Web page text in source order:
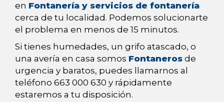
en Fontanería y servicios de fontanería
cerca de tu localidad. Podemos solucionarte
el problema en menos de 15 minutos.
Si tienes humedades, un grifo atascado, o
una avería en casa somos Fontaneros de
urgencia y baratos, puedes llamarnos al
teléfono 663 000 630 y rápidamente
estaremos a tu disposición.